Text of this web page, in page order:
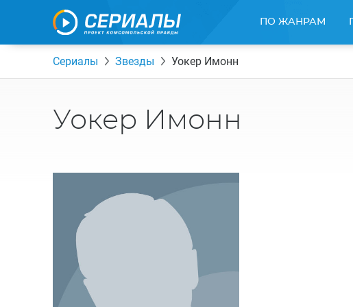
ПО ЖАНРАМ
Сериалы Звезды Уокер Имонн
Уокер Имонн